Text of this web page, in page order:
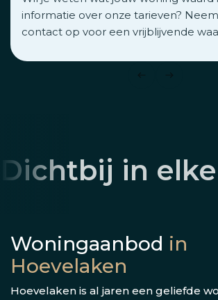
informatie over onze tarieven?
contact op voor een vrijblijvende
Dichtbij in
Woningaanbod in
Hoevelaken
Hoevelaken is al jaren een geliefde